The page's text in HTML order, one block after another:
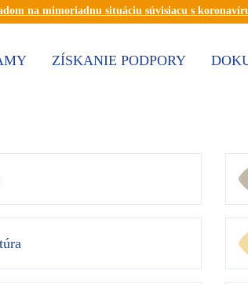
na mimoriadnu situáciu súvisiacu s
ZÍSKANIE PODPORY